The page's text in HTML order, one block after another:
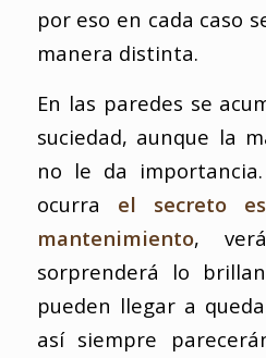
por eso en cada caso
manera distinta.
En las paredes se
suciedad, aunque la
no le da
ocurra el secreto
mantenimiento,
sorprenderá lo
pueden llegar a
así siempre